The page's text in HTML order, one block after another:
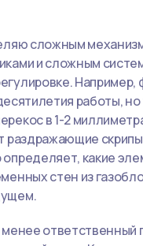
сложным
и сложным
Например,
работы,
в 1-2
какие
стен из
ответственный